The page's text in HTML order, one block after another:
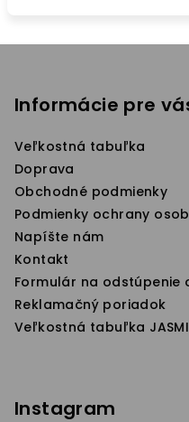
Informácie pre
Veľkostná tabuľka
Doprava
Obchodné podmienky
Podmienky ochrany
Napíšte nám
Kontakt
Formulár na odstúpenie
Reklamačný poriadok
Veľkostná tabuľka
Instagram